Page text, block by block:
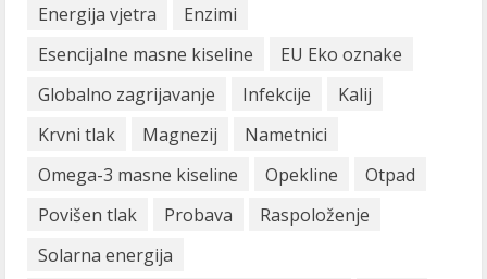
Energija vjetra
Enzimi
Esencijalne masne kiseline
EU Eko oznake
Globalno zagrijavanje
Infekcije
Kalij
Krvni tlak
Magnezij
Nametnici
Omega-3 masne kiseline
Opekline
Otpad
Povišen tlak
Probava
Raspoloženje
Solarna energija